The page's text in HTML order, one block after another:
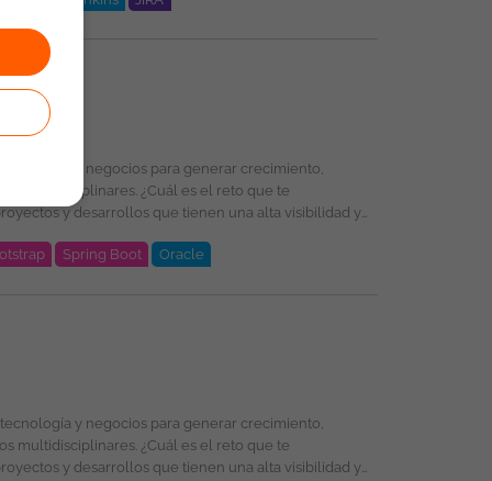
religión, etnia, estado civil o cualquier otra
Spring Boot
Oracle